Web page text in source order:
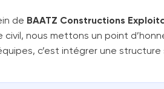
de BAATZ Constructions
civil, nous mettons un point
c’est intégrer une